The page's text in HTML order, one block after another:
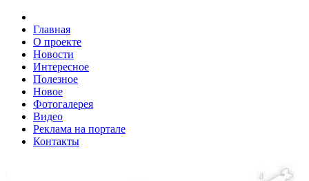
Главная
О проекте
Новости
Интересное
Полезное
Новое
Фотогалерея
Видео
Реклама на портале
Контакты